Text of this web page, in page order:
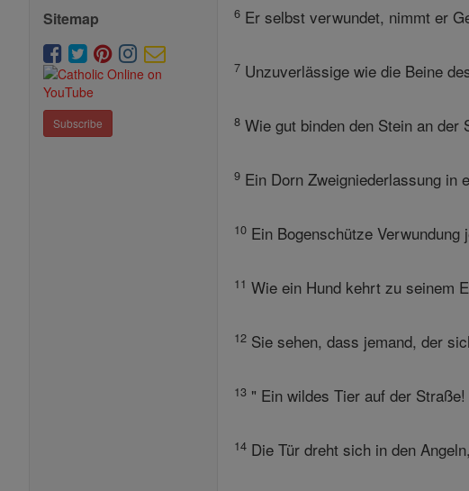
Sitemap
Subscribe
6 Er selbst verwundet, nimmt er
7 Unzuverlässige wie die Beine
8 Wie gut binden den Stein an
9 Ein Dorn Zweigniederlassung in
10 Ein Bogenschütze
11 Wie ein Hund kehrt zu seinem
12 Sie sehen, dass jemand, der
13 " Ein wildes Tier auf der
14 Die Tür dreht sich in den